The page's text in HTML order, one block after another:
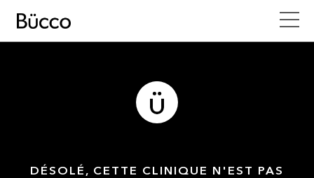
DÉSOLÉ, CETTE CLINIQUE N'EST PAS